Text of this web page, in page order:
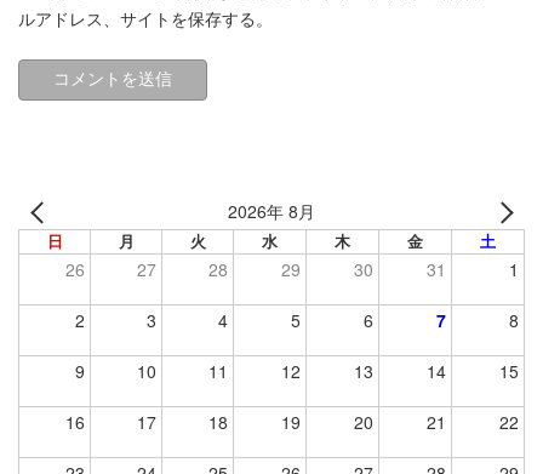
ルアドレス、サイトを保存する。
2026年 8月
日 月 火 水 木 金 土
26 27 28 29 30 31 1
2 3 4 5 6 7 8
9 10 11 12 13 14 15
16 17 18 19 20 21 22